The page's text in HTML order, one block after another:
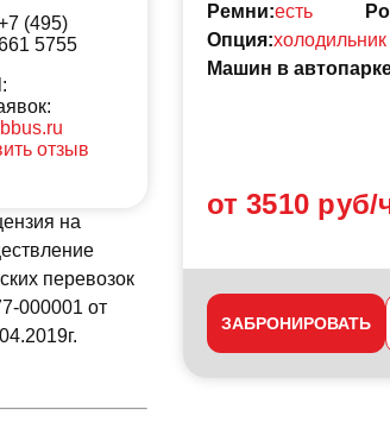
от 3510 руб/
Ремни:есть
Опция:холодильник
Машин в
ЗАБРОНИРОВАТЬ
автобусах
(495)
5755
отзыв
на
перевозок
000001 от